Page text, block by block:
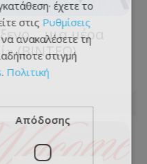
μια μέρα
(BINTEO)
έχετε το
στις Ρυθμίσεις
ανακαλέσετε τη
στιγμή
. Πολιτική
Απόδοσης